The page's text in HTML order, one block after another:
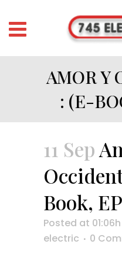
AMOR Y
: (E-
11 Sep
Book,
Posted at 01:06h
electric
0